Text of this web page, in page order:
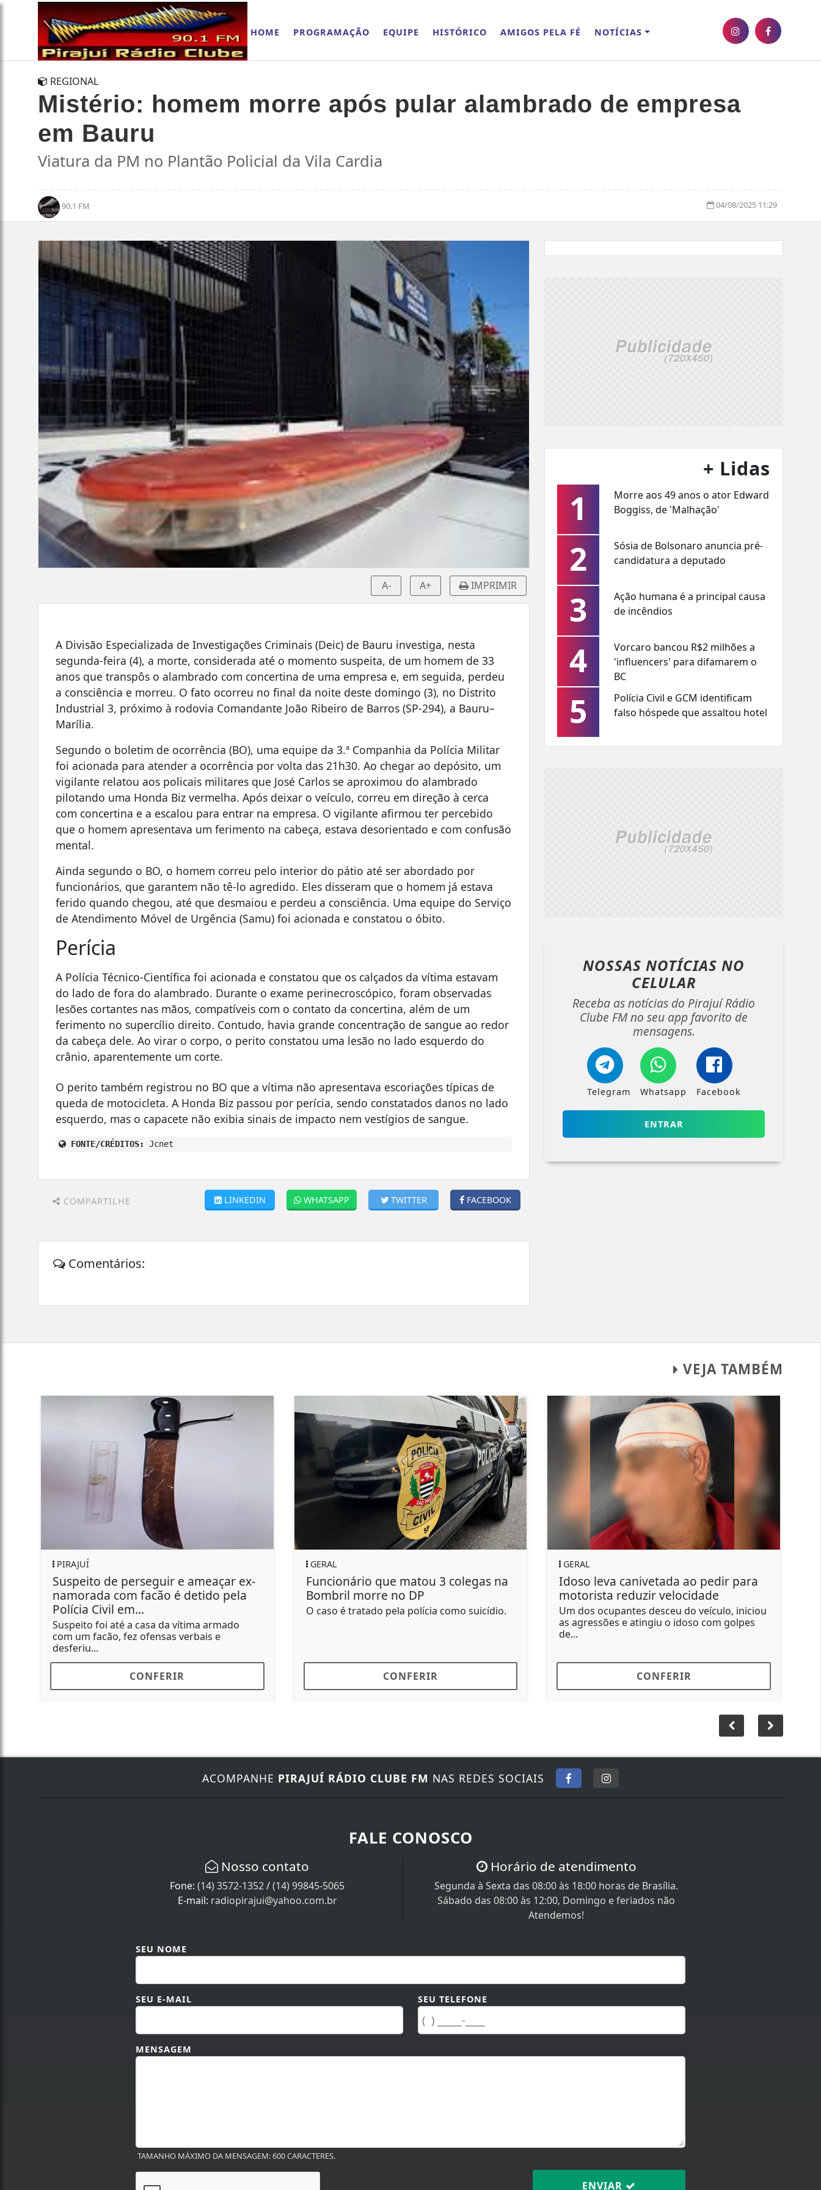
HOME PROGRAMAÇÃO EQUIPE HISTÓRICO AMIGOS PELA FÉ NOTÍCIAS
REGIONAL
Mistério: homem morre após pular alambrado de empresa
em Bauru
Viatura da PM no Plantão Policial da Vila Cardia
90.1 FM 04/08/2025 11:29
A- A+ IMPRIMIR
A Divisão Especializada de Investigações Criminais (Deic) de Bauru investiga, nesta
segunda-feira (4), a morte, considerada até o momento suspeita, de um homem de 33
anos que transpôs o alambrado com concertina de uma empresa e, em seguida, perdeu
a consciência e morreu. O fato ocorreu no final da noite deste domingo (3), no Distrito
Industrial 3, próximo à rodovia Comandante João Ribeiro de Barros (SP-294), a Bauru–
Marília.
Segundo o boletim de ocorrência (BO), uma equipe da 3.ª Companhia da Polícia Militar
foi acionada para atender a ocorrência por volta das 21h30. Ao chegar ao depósito, um
vigilante relatou aos policais militares que José Carlos se aproximou do alambrado
pilotando uma Honda Biz vermelha. Após deixar o veículo, correu em direção à cerca
com concertina e a escalou para entrar na empresa. O vigilante afirmou ter percebido
que o homem apresentava um ferimento na cabeça, estava desorientado e com confusão
mental.
Ainda segundo o BO, o homem correu pelo interior do pátio até ser abordado por
funcionários, que garantem não tê-lo agredido. Eles disseram que o homem já estava
ferido quando chegou, até que desmaiou e perdeu a consciência. Uma equipe do Serviço
de Atendimento Móvel de Urgência (Samu) foi acionada e constatou o óbito.
Perícia
A Polícia Técnico-Científica foi acionada e constatou que os calçados da vítima estavam
do lado de fora do alambrado. Durante o exame perinecroscópico, foram observadas
lesões cortantes nas mãos, compatíveis com o contato da concertina, além de um
ferimento no supercílio direito. Contudo, havia grande concentração de sangue ao redor
da cabeça dele. Ao virar o corpo, o perito constatou uma lesão no lado esquerdo do
crânio, aparentemente um corte.
O perito também registrou no BO que a vítima não apresentava escoriações típicas de
queda de motocicleta. A Honda Biz passou por perícia, sendo constatados danos no lado
esquerdo, mas o capacete não exibia sinais de impacto nem vestígios de sangue.
FONTE/CRÉDITOS: Jcnet
COMPARTILHE FACEBOOK
TWITTER
WHATSAPP
LINKEDIN
Comentários:
+ Lidas
1
Morre aos 49 anos o ator Edward
Boggiss, de 'Malhação'
2
Sósia de Bolsonaro anuncia pré-
candidatura a deputado
3
Ação humana é a principal causa
de incêndios
4
Vorcaro bancou R$2 milhões a
'influencers' para difamarem o
BC
5
Polícia Civil e GCM identificam
falso hóspede que assaltou hotel
NOSSAS NOTÍCIASNO
CELULAR
Receba as notícias do Pirajuí Rádio
Clube FM no seu app favorito de
mensagens.
Telegram Whatsapp Facebook
ENTRAR
VEJA TAMBÉM
e ameaçar ex-
facão é detido pela
a casa da vítima armado
ofensas verbais e
Funcionário que matou 3 colegas na
Bombril morre no DP
O caso é tratado pela polícia como suicídio.
Idoso leva canivetada ao pedir para
motorista reduzir velocidade
Um dos ocupantes desceu do veículo, iniciou
as agressões e atingiu o idoso com golpes
Suspeito de outros
manda matar filho e
Segundo a investigação,
um para matar o próprio filho
ACOMPANHE PIRAJUÍ RÁDIO CLUBE FM NAS REDES SOCIAIS
FALE CONOSCO
Nosso contato
Fone:(14) 3572-1352/(14) 99845-5065
E-mail: radiopirajui@yahoo.com.br
Horário de atendimento
Segunda à Sexta das 08:00 às 18:00 horas de Brasília.
Sábado das 08:00 às 12:00, Domingo e feriados não
Atendemos!
SEU NOME
SEU E-MAIL SEU TELEFONE
MENSAGEM
TAMANHO MÁXIMO DA MENSAGEM: 600 CARACTERES.
ENVIAR